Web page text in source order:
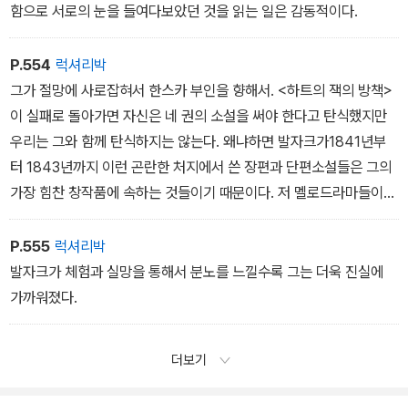
함으로 서로의 눈을 들여다보았던 것을 읽는 일은 감동적이다.
P.554 럭셔리박
그가 절망에 사로잡혀서 한스카 부인을 향해서. <하트의 잭의 방책>
이 실패로 돌아가면 자신은 네 권의 소설을 써야 한다고 탄식했지만
우리는 그와 함께 탄식하지는 않는다. 왜냐하면 발자크가1841년부
터 1843년까지 이런 곤란한 처지에서 쓴 장편과 단편소설들은 그의
가장 힘찬 창작품에 속하는 것들이기 때문이다. 저 멜로드라마들이
성공을 거두었더라면 어쩌면 그는 이 작품들을 남기지 않았을지도 모
른다.
P.555 럭셔리박
발자크가 체험과 실망을 통해서 분노를 느낄수록 그는 더욱 진실에
가까워졌다.
더보기